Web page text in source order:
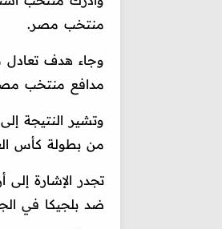
منتخب مصر.
وجاء هدف
مدافع منتخب
من بطولة كأس
ضد بلجيكا في الجولة